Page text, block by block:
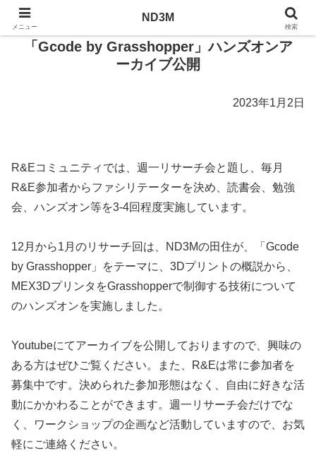
「Gcode by Grasshopper」ハンズオンア
ーカイブ公開
2023年1月2日
R&Eコミュニティでは、週一リサーチ会と題し、毎月
R&E参加者からファシリテーターを決め、読書会、勉強
会、ハンズオン等を3-4回程度実施しています。
12月から1月のリサーチ回は、ND3Mの田住が、「Gcode
by Grasshopper」をテーマに、3Dプリントの概説から、
MEX3DプリンタをGrasshopperで制御する技術について
のハンズオンを実施しました。
Youtubeにてアーカイブを公開しておりますので、興味の
ある方はぜひご覧ください。また、R&Eは常に参加者を
募集中です。決められた参加形態はなく、自由に好きな活
動にかかわることができます。週一リサーチ会だけでな
く、ワークショップの企画など活動していますので、お気
軽にご連絡ください。
メニュー
ND3M
検索